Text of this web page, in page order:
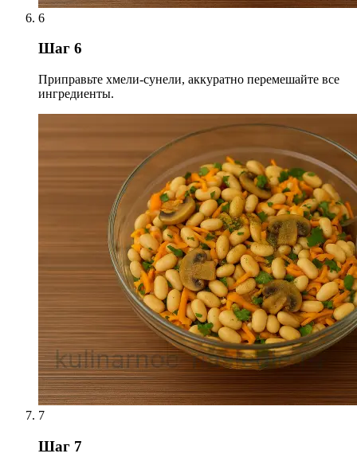
6
Шаг 6
Приправьте хмели-сунели, аккуратно перемешайте все
ингредиенты.
7
Шаг 7